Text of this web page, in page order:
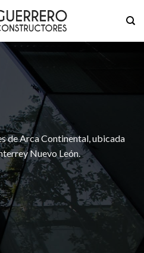
de Arca Continental, ubicada
Nuevo León.